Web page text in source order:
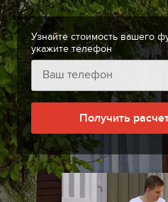
Узнайте стоимость вашего
укажите телефон
Получить